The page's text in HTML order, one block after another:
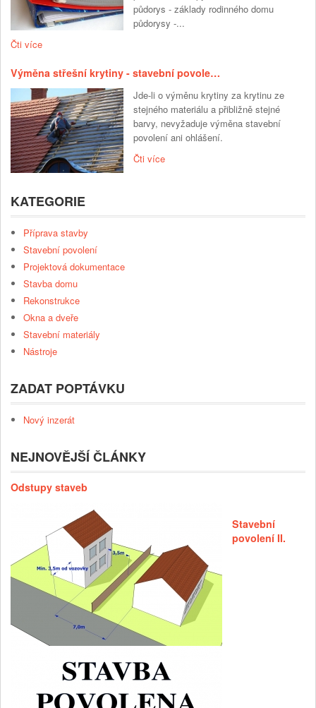
půdorys - základy rodinného domu
půdorysy -...
Čti více
Výměna střešní krytiny - stavební povole…
Jde-li o výměnu krytiny za krytinu ze
stejného materiálu a přibližně stejné
barvy, nevyžaduje výměna stavební
povolení ani ohlášení.
Čti více
KATEGORIE
Příprava stavby
Stavební povolení
Projektová dokumentace
Stavba domu
Rekonstrukce
Okna a dveře
Stavební materiály
Nástroje
ZADAT POPTÁVKU
Nový inzerát
NEJNOVĚJŠÍ ČLÁNKY
Odstupy staveb
Stavební
povolení II.